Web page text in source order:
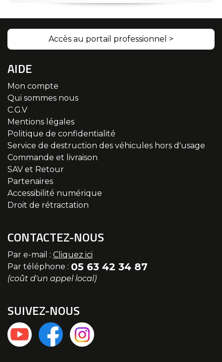
Accès au portail professionnel >
AIDE
Mon compte
Qui sommes nous
C.G.V
Mentions légales
Politique de confidentialité
Service de destruction des véhicules hors d'usage
Commande et livraison
SAV et Retour
Partenaires
Accessibilité numérique
Droit de rétractation
CONTACTEZ-NOUS
Par e-mail : Cliquez ici
Par téléphone : 05 63 42 34 87
(coût d'un appel local)
SUIVEZ-NOUS